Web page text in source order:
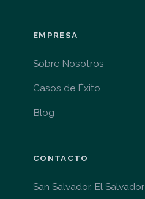
EMPRESA
Sobre Nosotros
Casos de Éxito
Blog
CONTACTO
San Salvador, El Salvador